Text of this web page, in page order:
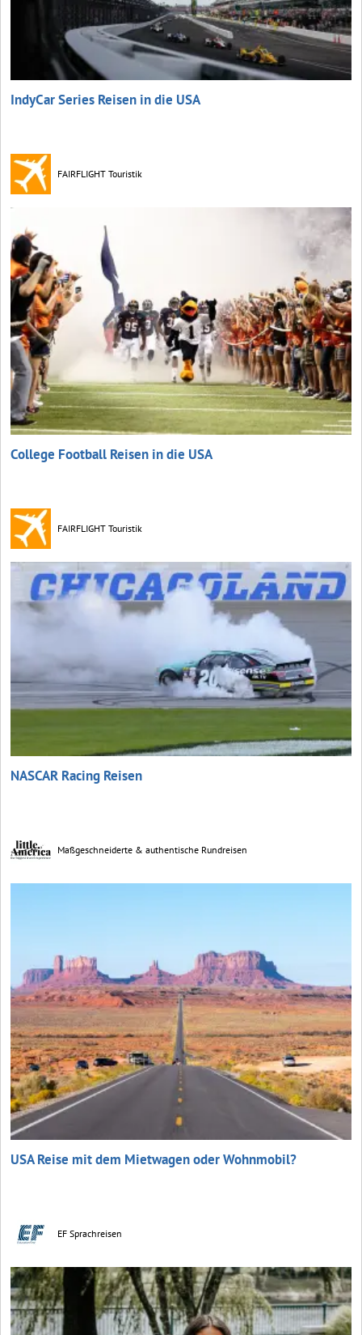
IndyCar Series Reisen in die USA
FAIRFLIGHT Touristik
College Football Reisen in die USA
FAIRFLIGHT Touristik
NASCAR Racing Reisen
Maßgeschneiderte & authentische Rundreisen
USA Reise mit dem Mietwagen oder Wohnmobil?
EF Sprachreisen